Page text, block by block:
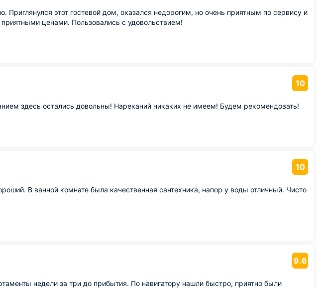
этот гостевой дом, оказался недорогим, но очень приятным по сервису и
ценами. Пользовались с удовольствием!
10
здесь остались довольны! Нареканий никаких не имеем! Будем рекомендовать!
10
В ванной комнате была качественная сантехника, напор у воды отличный. Чисто
9.6
недели за три до прибытия. По навигатору нашли быстро, приятно были